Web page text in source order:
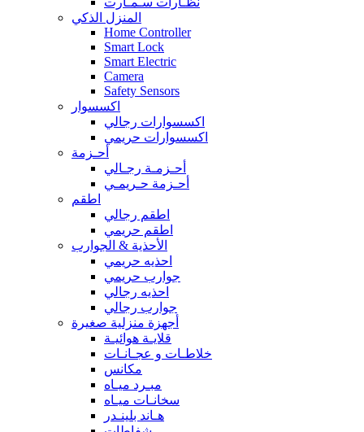
المنزل الذكي
Home Controller
Smart Lock
Smart Electric
Camera
Safety Sensors
اكسسوار
اكسسوارات رجالي
اكسسوارات حريمي
أحـزمة
أحـزمـة رجـالي
أحـزمة حـريمـي
اطقم
اطقم رجالي
اطقم حريمي
الأحذية & الجوارب
احذيه حريمي
جوارب حريمي
احذيه رجالي
جوارب رجالي
أجهزة منزلية صغيرة
قلايـة هوائيـة
خلاطـات و عجـانـات
مكانس
مبـرد ميـاه
سخانـات ميـاه
هـاند بلينـدر